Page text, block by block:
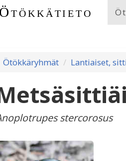
Ötökkätieto
Ötökkäryhmät Lantiaiset,
stercorosus